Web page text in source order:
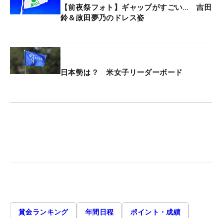
【前夜祭フォト】ギャップがすごい… 吉田
鈴＆政田夢乃のドレス姿
日本勢は？ 米女子リーダーボード
賞金ランキング 年間日程 ポイント・成績